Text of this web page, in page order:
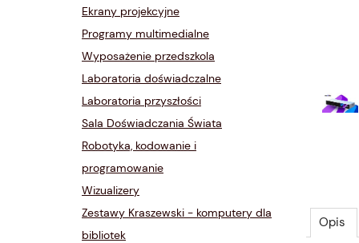
Ekrany projekcyjne
Programy multimedialne
Wyposażenie przedszkola
Laboratoria doświadczalne
Laboratoria przyszłości
Sala Doświadczania Świata
Robotyka, kodowanie i
programowanie
Wizualizery
Zestawy Kraszewski - komputery dla
bibliotek
Opis